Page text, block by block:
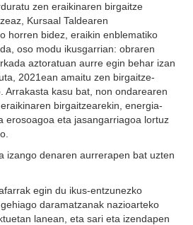
zen eraikinaren birgaitze
Kursaal Taldearen
horren bidez, eraikin enblematiko
oso modu ikusgarrian: obraren
aztoratuan aurre egin behar izan
2021ean amaitu zen birgaitze-
Arrakasta kasu bat, non ondarearen
birgaitzearekin, energia-
erosoagoa eta jasangarriagoa lortuz
izango denaren aurrerapen bat uzten
egin du ikus-entzunezko
daramatzanak nazioarteko
lanean, eta sari eta izendapen